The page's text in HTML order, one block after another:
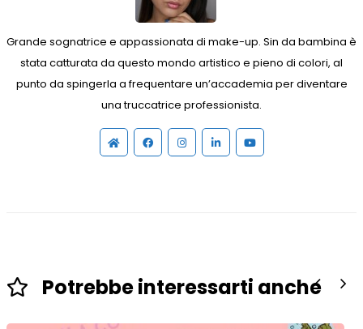
Grande sognatrice e appassionata di make-up. Sin da bambina è
stata catturata da questo mondo artistico e pieno di colori, al
punto da spingerla a frequentare un’accademia per diventare
una truccatrice professionista.
Sito
web
FacebookInstagramLinkedinYouTube
Potrebbe interessarti anche